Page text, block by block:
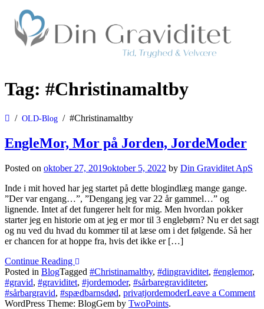
Privat Jordemoder
Søger du en privat Jordemoder, kontakt Din Graviditet ApS, hvor der
tilbydes Jordemoderkonsultation, Massage, Fødselsforberedelse,
Fødselsmodning, Rebozo mm.
Tag: #Christinamaltby
OLD-Blog #Christinamaltby
EngleMor, Mor på Jorden, JordeModer
Posted on oktober 27, 2019oktober 5, 2022 by Din Graviditet ApS
Inde i mit hoved har jeg startet på dette blogindlæg mange gange.
”Der var engang…”, ”Dengang jeg var 22 år gammel…” og
lignende. Intet af det fungerer helt for mig. Men hvordan pokker
starter jeg en historie om at jeg er mor til 3 englebørn? Nu er det sagt
og nu ved du hvad du kommer til at læse om i det følgende. Så her
er chancen for at hoppe fra, hvis det ikke er […]
Continue Reading
Posted in BlogTagged #Christinamaltby, #dingraviditet, #englemor,
#gravid, #graviditet, #jordemoder, #sårbaregraviditeter,
#sårbargravid, #spædbarnsdød, privatjordemoderLeave a Commenton
WordPress Theme: BlogGem by TwoPoints.